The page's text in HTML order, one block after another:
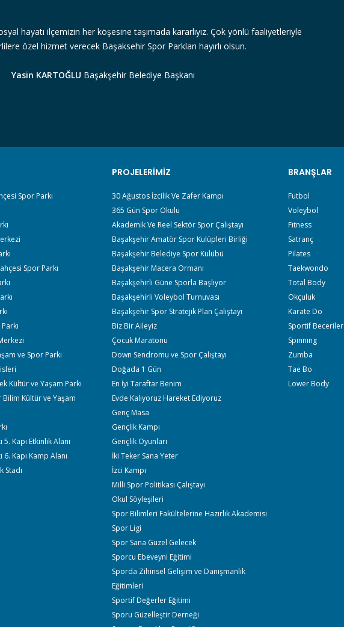
hayatı ilçemizin her köşesine taşımada kararlıyız. Çok yönlü faaliyetleriyle
özel hizmet verecek Başaksehir Spor Parkları hayırlı olsun.
Yasin KARTOĞLU Başakşehir Belediye Başkanı
Spor Parkı
Spor Parkı
ve Spor Parkı
Kültür ve Yaşam Parkı
Kültür ve Yaşam
Kapı Etkinlik Alanı
Kapı Kamp Alanı
Stadı
PROJELERIMIZ
30 Ağustos İzcilik Ve Zafer Kampı
365 Gün Spor Okulu
Akademik Ve Reel Sektör Spor Çalıştayı
Başakşehir Amatör Spor Kulüpleri Birliği
Başakşehir Belediye Spor Kulübü
Başakşehir Macera Ormanı
Başakşehirli Güne Sporla Başlıyor
Başakşehirli Voleybol Turnuvası
Başakşehir Spor Stratejik Plan Çalıştayı
Biz Bir Aileyiz
Çocuk Maratonu
Down Sendromu ve Spor Çalıştayı
Doğada 1 Gün
En İyi Taraftar Benim
Evde Kalıyoruz Hareket Ediyoruz
Genç Masa
Gençlik Kampı
Gençlik Oyunları
İki Teker Sana Yeter
İzci Kampı
Milli Spor Politikası Çalıştayı
Okul Söyleşileri
Spor Bilimleri Fakültelerine Hazırlık Akademisi
Spor Ligi
Spor Sana Güzel Gelecek
Sporcu Ebeveyni Eğitimi
Sporda Zihinsel Gelişim ve Danışmanlık
Eğitimleri
Sportif Değerler Eğitimi
Sporu Güzelleştir Derneği
BRANŞLAR
Futbol
Voleybol
Fıtness
Satranç
Pilates
Taekwondo
Total Body
Okçuluk
Karate Do
Sportif Beceriler
Spınnıng
Zumba
Tae Bo
Lower Body